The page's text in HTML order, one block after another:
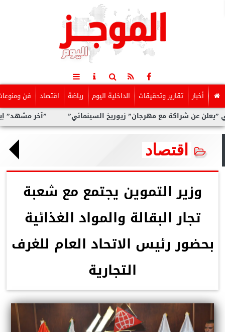
أخبار تقارير وتحقيقات الداخلية اليوم رياضة اقتصاد فن
”آخر مشهد” إيمان مع مهرجان” زيوريخ السينمائي”
اقتصاد
وزير التموين يجتمع مع شعبة
تجار البقالة والمواد الغذائية
بحضور رئيس الاتحاد العام للغرف
التجارية